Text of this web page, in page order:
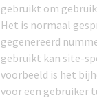
gebruikt om
Het is normaal
gegenereerd
gebruikt kan site-
voorbeeld is het
voor een gebruiker